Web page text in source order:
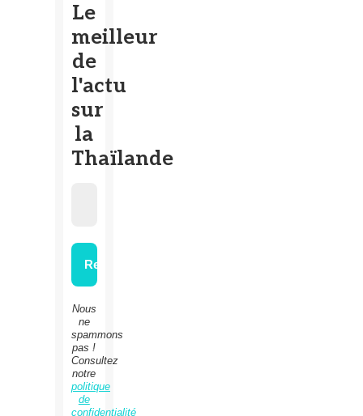
Le
meilleur
de
l'actu
sur
la
Thaïlande
Nous
ne
spammons
pas !
Consultez
notre
politique
de
confidentialité